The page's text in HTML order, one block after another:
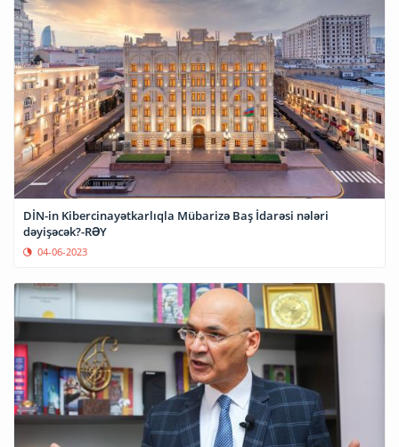
DİN-in Kibercinayətkarlıqla Mübarizə Baş İdarəsi nələri
dəyişəcək?-RƏY
04-06-2023